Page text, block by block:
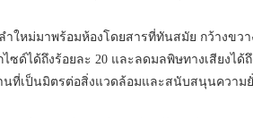
ลำใหม่มาพร้อมห้องโดยสารที่ทันสมัย กว้างข
ซด์ได้ถึงร้อยละ 20 และลดมลพิษทางเสียงได้
นที่เป็นมิตรต่อสิ่งแวดล้อมและสนับสนุนความ